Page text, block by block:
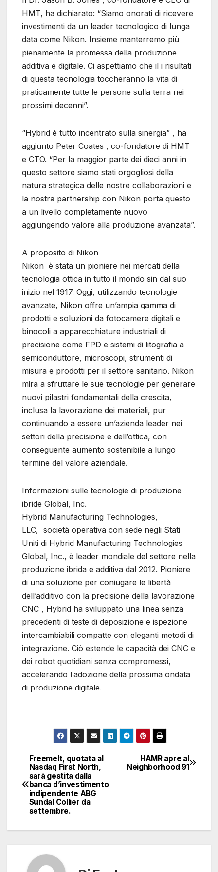
HMT, ha dichiarato: “Siamo onorati di ricevere
investimenti da un leader tecnologico di lunga
data come Nikon. Insieme manterremo più
pienamente la promessa della produzione
additiva e digitale. Ci aspettiamo che il i risultati
di questa tecnologia toccheranno la vita di
praticamente tutte le persone sulla terra nei
prossimi decenni”.
“Hybrid è tutto incentrato sulla sinergia” , ha
aggiunto Peter Coates , co-fondatore di HMT
e CTO. “Per la maggior parte dei dieci anni in
questo settore siamo stati orgogliosi della
natura strategica delle nostre collaborazioni e
la nostra partnership con Nikon porta questo
a un livello completamente nuovo
aggiungendo valore alla produzione avanzata”.
A proposito di Nikon
Nikon è stata un pioniere nei mercati della
tecnologia ottica in tutto il mondo sin dal suo
inizio nel 1917. Oggi, utilizzando tecnologie
avanzate, Nikon offre un’ampia gamma di
prodotti e soluzioni da fotocamere digitali e
binocoli a apparecchiature industriali di
precisione come FPD e sistemi di litografia a
semiconduttore, microscopi, strumenti di
misura e prodotti per il settore sanitario. Nikon
mira a sfruttare le sue tecnologie per generare
nuovi pilastri fondamentali della crescita,
inclusa la lavorazione dei materiali, pur
continuando a essere un’azienda leader nei
settori della precisione e dell’ottica, con
conseguente aumento sostenibile a lungo
termine del valore aziendale.
Informazioni sulle tecnologie di produzione
ibride Global, Inc.
Hybrid Manufacturing Technologies,
LLC, società operativa con sede negli Stati
Uniti di Hybrid Manufacturing Technologies
Global, Inc., è leader mondiale del settore nella
produzione ibrida e additiva dal 2012. Pioniere
di una soluzione per coniugare le libertà
dell’additivo con la precisione della lavorazione
CNC , Hybrid ha sviluppato una linea senza
precedenti di teste di deposizione e ispezione
intercambiabili compatte con eleganti metodi di
integrazione. Ciò estende le capacità dei CNC e
dei robot quotidiani senza compromessi,
accelerando l’adozione della prossima ondata
di produzione digitale.
Navigazione
articoli
HAMR apre al
Neighborhood 91
Freemelt, quotata al
Nasdaq First North,
sarà gestita dalla
banca d’investimento
indipendente ABG
Sundal Collier da
settembre.